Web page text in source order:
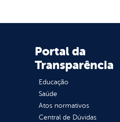
Portal da
Transparência
Educação
Saúde
Atos normativos
Central de Dúvidas